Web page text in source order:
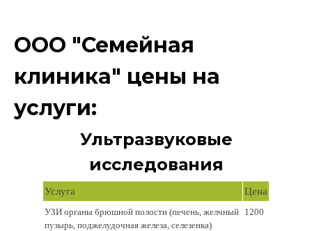
ООО "Семейная
клиника" цены на
услуги:
Ультразвуковые
исследования
Услуга Цена
УЗИ органы брюшной полости (печень, желчный
пузырь, поджелудочная железа, селезенка)
1200